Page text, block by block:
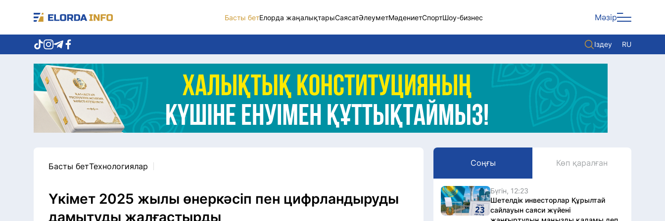
Басты бетЕлорда жаңалықтарыСаясатӘлеуметМәдениетСпортШоу-бизнес Мәзір
Іздеу RU
Елорда жаңалықтары
Көзқарас
Саясат
Видео
Әлеумет
Әлем
Әдеп кодексі
Елге қызмет
Басты бетТехнологиялар
Үкімет 2025 жылы өнеркәсіп пен цифрландыруды
дамытуды жалғастырды
Соңғы Көп қаралған
Бүгін, 12:23
Шетелдік инвесторлар Құрылтай
сайлауын саяси жүйені